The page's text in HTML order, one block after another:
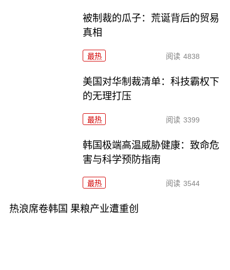
被制裁的瓜子：荒诞背后的贸易
真相
最热 阅读 4838
美国对华制裁清单：科技霸权下
的无理打压
最热 阅读 3399
韩国极端高温威胁健康：致命危
害与科学预防指南
最热 阅读 3544
热浪席卷韩国 果粮产业遭重创